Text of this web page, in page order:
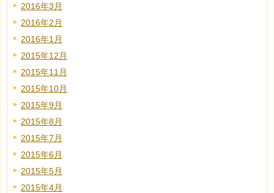
2016年3月
2016年2月
2016年1月
2015年12月
2015年11月
2015年10月
2015年9月
2015年8月
2015年7月
2015年6月
2015年5月
2015年4月